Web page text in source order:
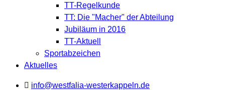
TT-Regelkunde
TT: Die "Macher" der Abteilung
Jubiläum in 2016
TT-Aktuell
Sportabzeichen
Aktuelles
info@westfalia-westerkappeln.de